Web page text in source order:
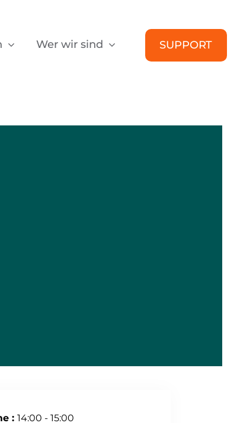
Wer wir sind SUPPORT
: 14:00 - 15:00